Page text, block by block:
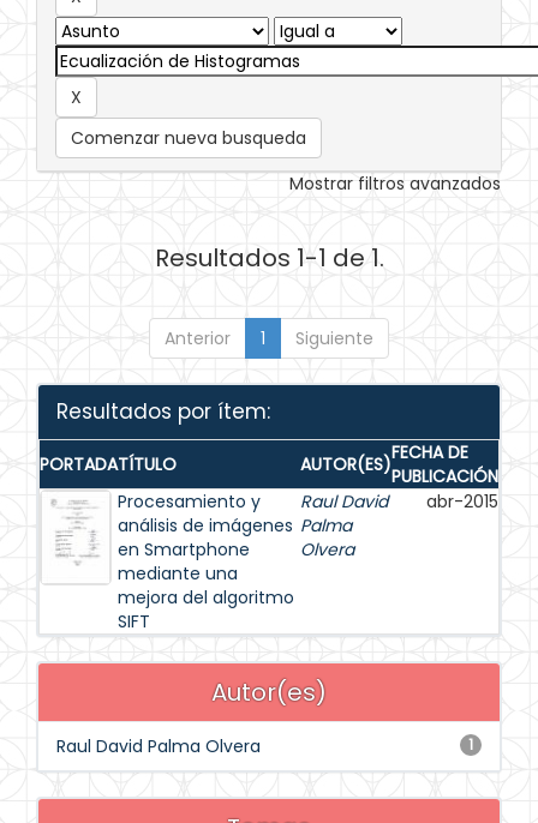
Comenzar nueva busqueda
Mostrar filtros avanzados
Resultados 1-1 de 1.
Anterior 1 Siguiente
Resultados por ítem:
PORTADATÍTULO AUTOR(ES)FECHA DE
PUBLICACIÓN
Procesamiento y
análisis de imágenes
en Smartphone
mediante una
mejora del algoritmo
SIFT
Raul David
Palma
Olvera
abr-2015
Autor(es)
1
Raul David Palma Olvera